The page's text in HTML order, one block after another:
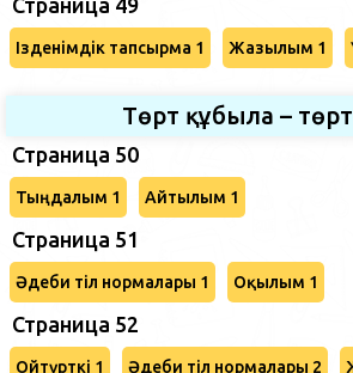
Ізденімдік тапсырма 1 Жазылым 1
Төрт құбыла – төрт
Страница 50
Тыңдалым 1 Айтылым 1
Страница 51
Әдеби тіл нормалары 1 Оқылым 1
Страница 52
Ойтүрткі 1 Әдеби тіл нормалары 2